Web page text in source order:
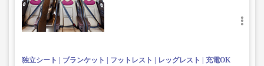
独立シート ブランケット フットレスト レッグレスト
充電OK